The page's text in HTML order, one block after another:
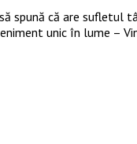
spună că are sufletul
unic în lume –